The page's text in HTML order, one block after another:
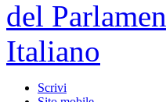
Scrivi